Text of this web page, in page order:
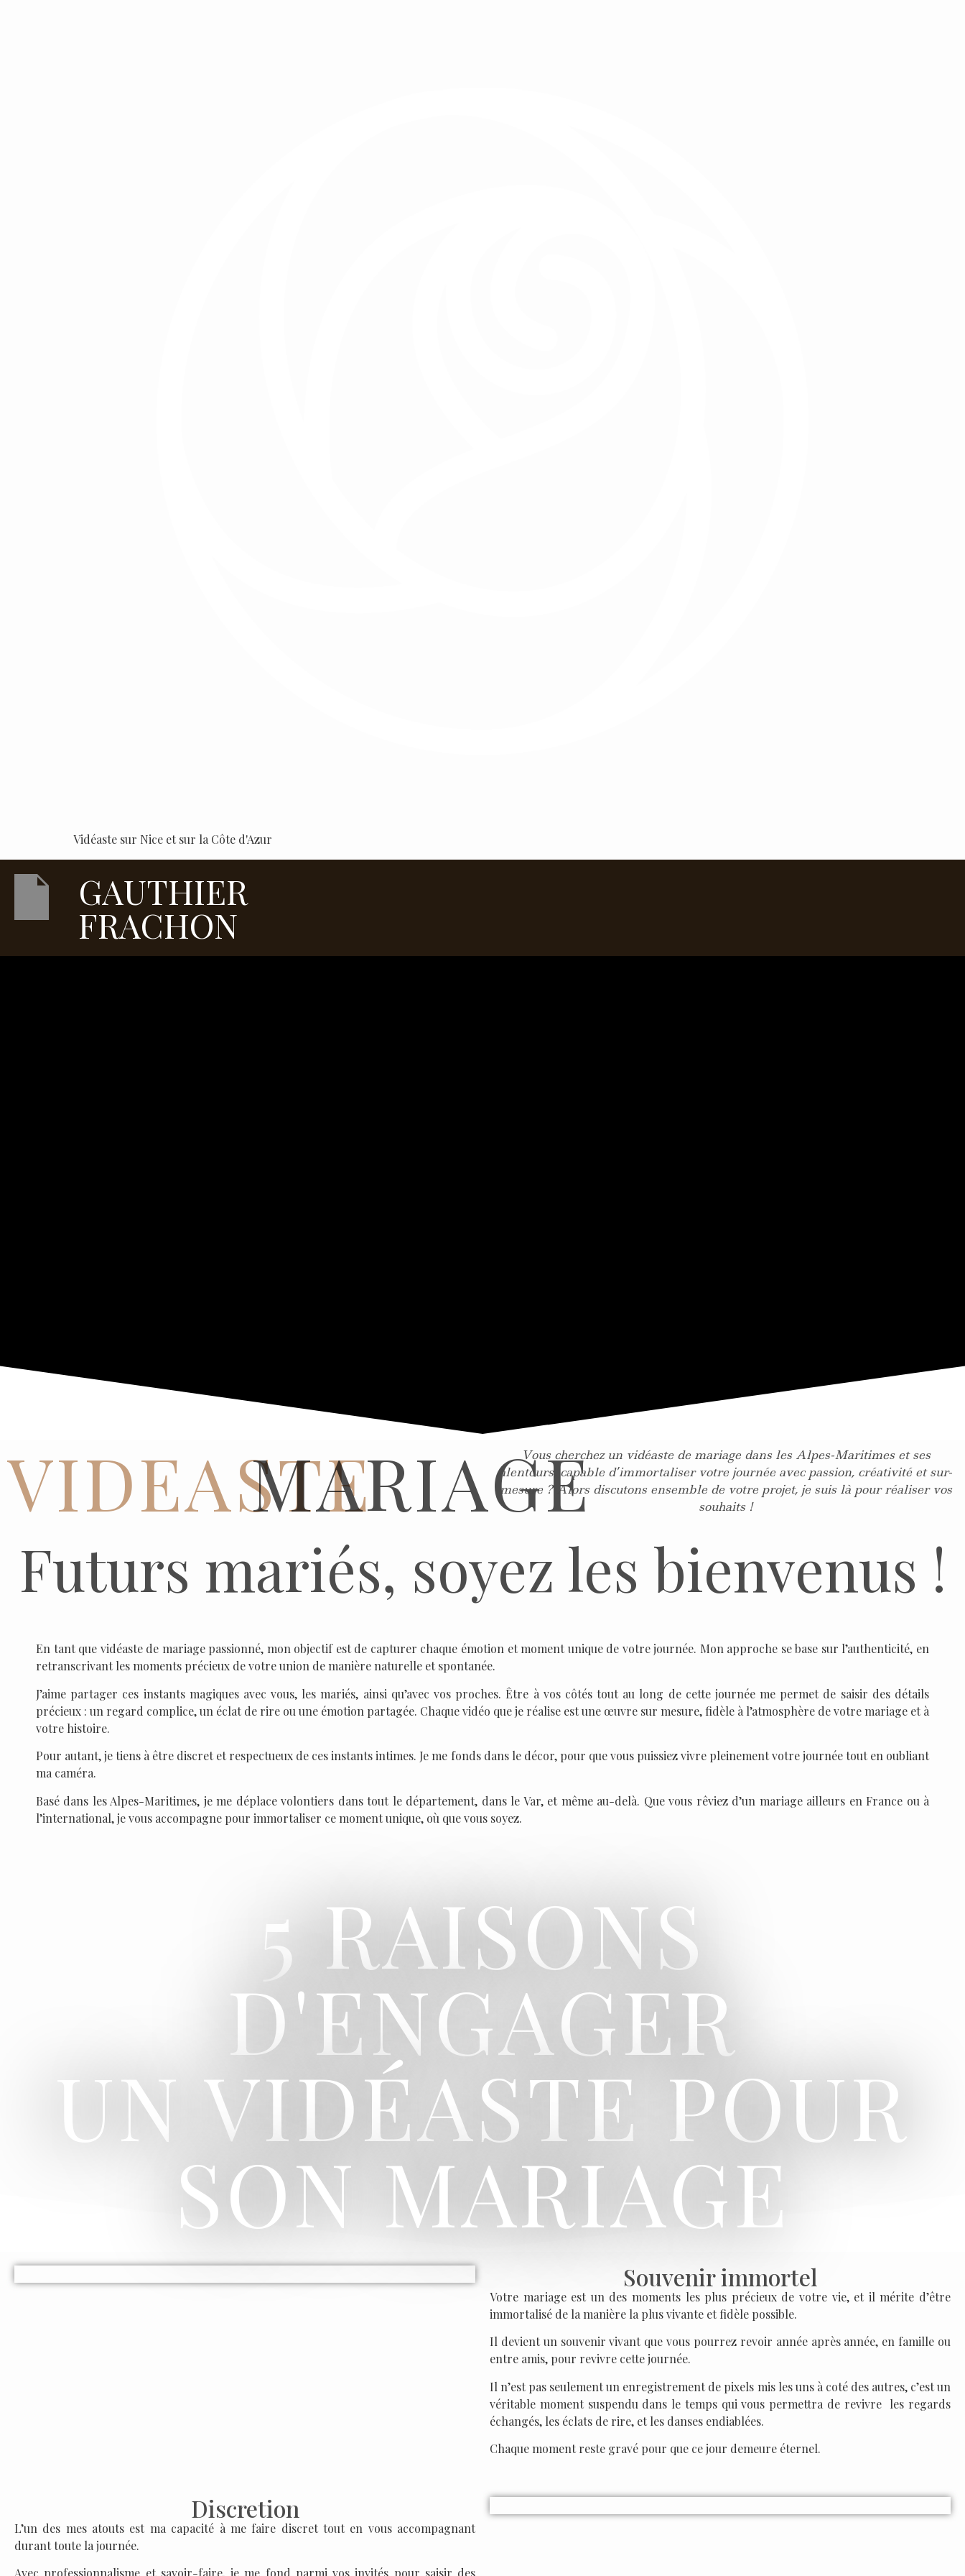
Vidéaste sur Nice et sur la Côte d'Azur
GAUTHIER
FRACHON
VIDEASTEMARIAGEVous cherchez un vidéaste de mariage dans les Alpes-Maritimes et ses
alentours, capable d’immortaliser votre journée avec passion, créativité et sur-
mesure ? Alors discutons ensemble de votre projet, je suis là pour réaliser vos
souhaits !
Futurs mariés, soyez les bienvenus !
En tant que vidéaste de mariage passionné, mon objectif est de capturer chaque émotion et moment unique de votre journée. Mon approche se base sur l’authenticité, en
retranscrivant les moments précieux de votre union de manière naturelle et spontanée.
J’aime partager ces instants magiques avec vous, les mariés, ainsi qu’avec vos proches. Être à vos côtés tout au long de cette journée me permet de saisir des détails
précieux : un regard complice, un éclat de rire ou une émotion partagée. Chaque vidéo que je réalise est une œuvre sur mesure, fidèle à l’atmosphère de votre mariage et à
votre histoire.
Pour autant, je tiens à être discret et respectueux de ces instants intimes. Je me fonds dans le décor, pour que vous puissiez vivre pleinement votre journée tout en oubliant
ma caméra.
Basé dans les Alpes-Maritimes, je me déplace volontiers dans tout le département, dans le Var, et même au-delà. Que vous rêviez d’un mariage ailleurs en France ou à
l’international, je vous accompagne pour immortaliser ce moment unique, où que vous soyez.
5 RAISONS
D'ENGAGER
UN VIDÉASTE POUR
SON MARIAGE
Souvenir immortel
Votre mariage est un des moments les plus précieux de votre vie, et il mérite d’être
immortalisé de la manière la plus vivante et fidèle possible.
Il devient un souvenir vivant que vous pourrez revoir année après année, en famille ou
entre amis, pour revivre cette journée.
Il n’est pas seulement un enregistrement de pixels mis les uns à coté des autres, c’est un
véritable moment suspendu dans le temps qui vous permettra de revivre les regards
échangés, les éclats de rire, et les danses endiablées.
Chaque moment reste gravé pour que ce jour demeure éternel.
Discretion
L’un des mes atouts est ma capacité à me faire discret tout en vous accompagnant
durant toute la journée.
Avec professionnalisme et savoir-faire, je me fond parmi vos invités pour saisir des